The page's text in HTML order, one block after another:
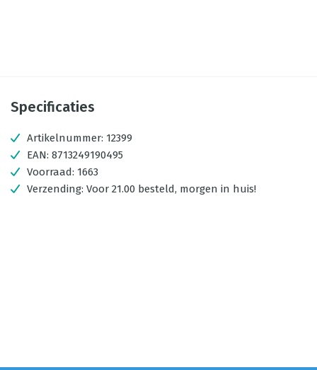
Specificaties
Artikelnummer: 12399
EAN: 8713249190495
Voorraad: 1663
Verzending: Voor 21.00 besteld, morgen in huis!